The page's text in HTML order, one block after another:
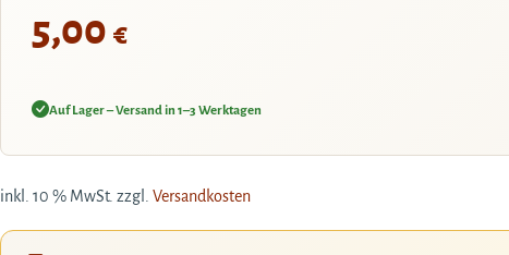
5,00 €
Auf Lager – Versand in 1–3 Werktagen
inkl. 10 % MwSt. zzgl. Versandkosten